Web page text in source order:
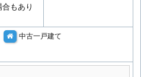
もあり
中古一戸建て